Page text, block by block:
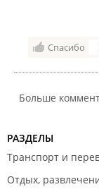
Ну и в
близкую
Спасибо
Больше
РАЗДЕЛЫ
Транспорт и
Отдых,